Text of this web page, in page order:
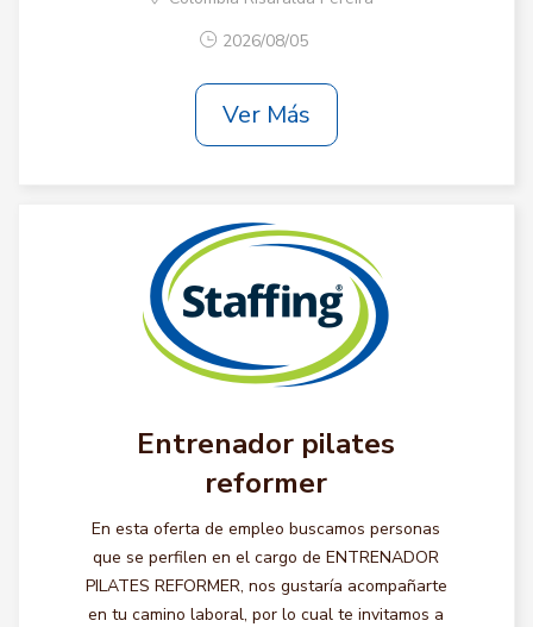
2026/08/05
Ver Más
Entrenador pilates
reformer
En esta oferta de empleo buscamos personas
que se perfilen en el cargo de ENTRENADOR
PILATES REFORMER, nos gustaría acompañarte
en tu camino laboral, por lo cual te invitamos a